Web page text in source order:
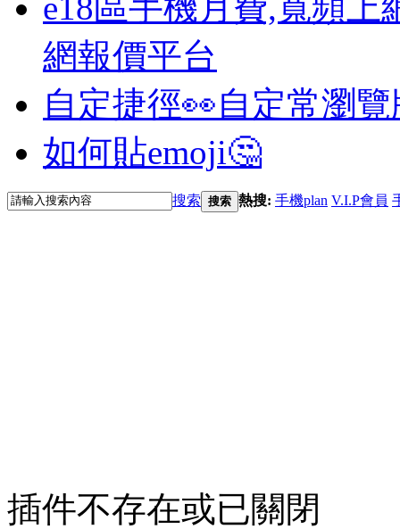
網報價平台
自定捷徑👀自定常瀏
如何貼emoji🤔
搜索 搜索 熱搜: 手機plan V.I.P會員
插件不存在或已關閉